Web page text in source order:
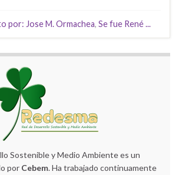
por: Jose M. Ormachea, Se fue René ...
Sostenible y Medio Ambiente es un
por Cebem. Ha trabajado continuamente